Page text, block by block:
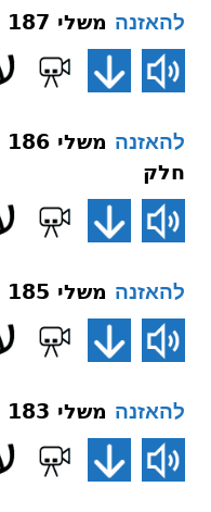
להאזנה משלי 187 פרק ב פסוק טז נכרי
להאזנה
חלק
להאזנה משלי 185 פרק ב פסוק טו נלוז
להאזנה משלי 183 פרק ב פסוק יד גיל